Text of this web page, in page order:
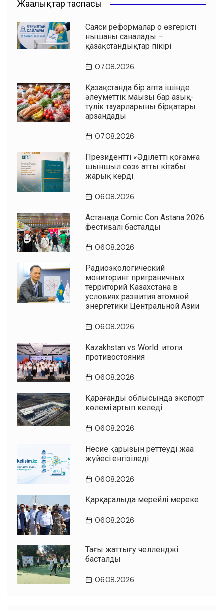
Жаңалықтар таспасы
Саяси реформалар оң өзгерістің
нышаны саналады –
қазақстандықтар пікірі
07.08.2026
Қазақстанда бір апта ішінде
әлеуметтік маңызы бар азық-
түлік тауарларының бірқатары
арзандады
07.08.2026
Президенттің «Әділетті қоғамға
шыншыл сөз» атты кітабы
жарық көрді
06.08.2026
Астанада Comic Con Astana 2026
фестивалі басталды
06.08.2026
Радиоэкологический
мониторинг приграничных
территорий Казахстана в
условиях развития атомной
энергетики Центральной Азии
06.08.2026
Kazakhstan vs World: итоги
противостояния
06.08.2026
Қарағанды облысында экспорт
көлемі артып келеді
06.08.2026
Несие қарызын реттеудің жаңа
жүйесі енгізіледі
06.08.2026
Қарқаралыда мерейлі мереке
06.08.2026
Таңғы жаттығу челленджі
басталды
06.08.2026